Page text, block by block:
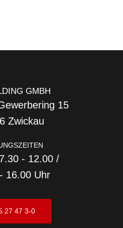
GMBH
15
Zwickau
7.30 - 12.00 /
16.00 Uhr
47 3-0